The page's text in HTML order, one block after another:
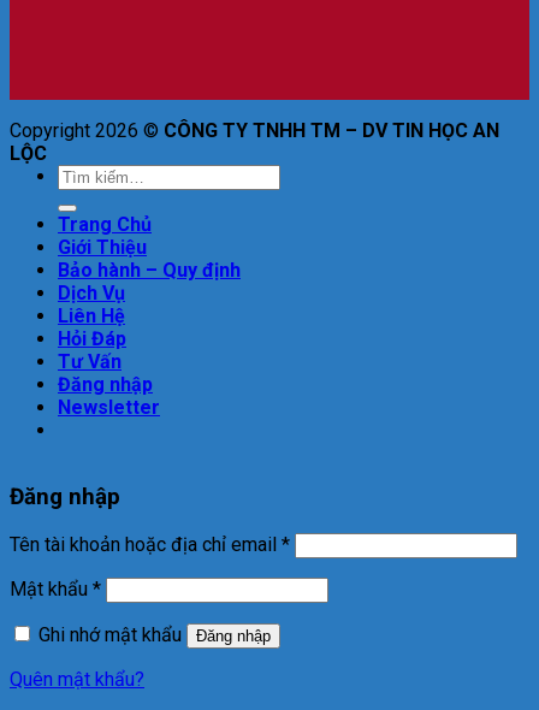
Copyright 2026 © CÔNG TY TNHH TM – DV TIN HỌC AN
LỘC
Trang Chủ
Giới Thiệu
Bảo hành – Quy định
Dịch Vụ
Liên Hệ
Hỏi Đáp
Tư Vấn
Đăng nhập
Newsletter
Đăng nhập
Tên tài khoản hoặc địa chỉ email *
Mật khẩu *
Ghi nhớ mật khẩu
Đăng nhập
Quên mật khẩu?